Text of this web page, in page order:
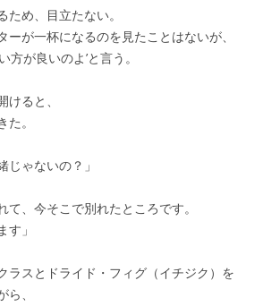
め、目立たない。
ーが一杯になるのを見たことはないが、
方が良いのよ’と言う。
ると、
。
じゃないの？」
て、今そこで別れたところです。
す」
ラスとドライド・フィグ（イチジク）を
、